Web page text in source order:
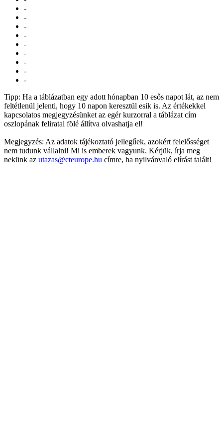
-
-
-
-
-
-
-
-
-
Tipp: Ha a táblázatban egy adott hónapban 10 esős napot lát, az nem
feltétlenül jelenti, hogy 10 napon keresztül esik is. Az értékekkel
kapcsolatos megjegyzésünket az egér kurzorral a táblázat cím
oszlopának feliratai fölé állítva olvashatja el!
Megjegyzés: Az adatok tájékoztató jellegűek, azokért felelősséget
nem tudunk vállalni! Mi is emberek vagyunk. Kérjük, írja meg
nekünk az utazas@cteurope.hu címre, ha nyilvánvaló elírást talált!